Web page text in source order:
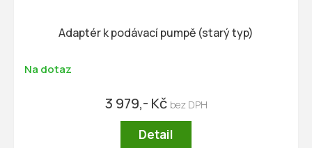
Adaptér k podávací pumpě (starý typ)
Na dotaz
3 979,- Kč
Detail